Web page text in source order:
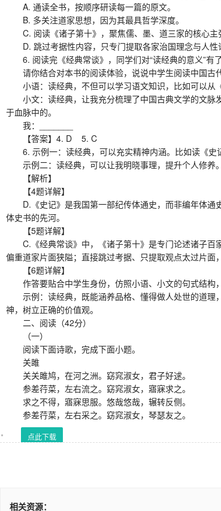
A. 通读全书，按顺序研读每一篇的原文。
B. 多关注道家思想，因为其最具哲学深度。
C. 阅读《诸子第十》，聚焦儒、墨、道三家的核心主
D. 跳过考据性内容，只专门提取各家治国理念与人性
6. 阅读完《经典常谈》，同学们对“读经典的意义”有
请你结合对本书的阅读体验，说说中学生阅读中国古代
小语：读经典，不但可以学习语文知识，比如可以从
小文：读经典，让我充分梳理了中国古典文学的文脉
于血脉中的。
我：_______
【答案】4. D 5. C
6. 示例一：读经典，可以充实精神内涵。比如读《史
示例二：读经典，可以让我明晓事理，提升个人修养。
【解析】
【4题详解】
D.《史记》是我国第一部纪传体通史，而非编年体通
体史书的先河。
【5题详解】
C.《经典常谈》中，《诸子第十》是专门论述诸子百
偏重道家片面狭隘；直接跳过考据、只提取观点太过片面
【6题详解】
作答要贴合中学生身份，仿照小语、小文的句式结构
示例：读经典，既能涵养品格、懂得做人处世的道理
神，树立正确的价值观。
二、阅读（42分）
（一）
阅读下面诗歌，完成下面小题。
关雎
关关雎鸠，在河之洲。窈窕淑女，君子好逑。
参差荇菜，左右流之。窈窕淑女，寤寐求之。
求之不得，寤寐思服。悠哉悠哉，辗转反侧。
参差荇菜，左右采之。窈窕淑女，琴瑟友之。
点此下载
相关资源：